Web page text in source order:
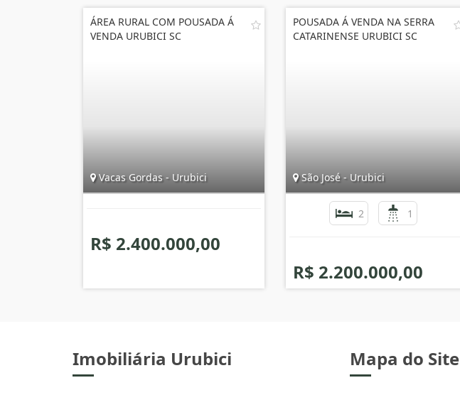
ÁREA RURAL COM POUSADA Á
VENDA URUBICI SC
Vacas Gordas - Urubici
R$ 2.400.000,00
POUSADA Á VENDA NA SERRA
CATARINENSE URUBICI SC
São José - Urubici
2 1
R$ 2.200.000,00
Imobiliária Urubici Mapa do Site